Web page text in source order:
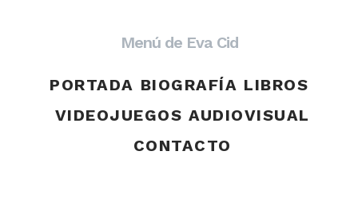
Menú de Eva Cid
PORTADA BIOGRAFÍA LIBROS
VIDEOJUEGOS AUDIOVISUAL
CONTACTO